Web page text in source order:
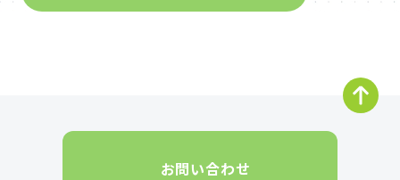
お問い合わせ